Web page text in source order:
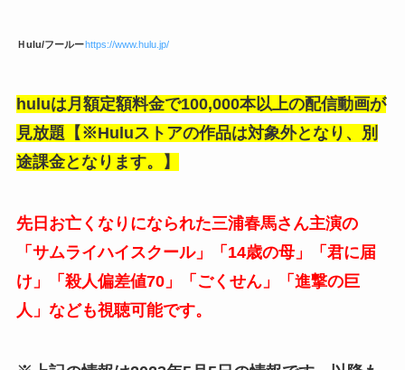
Ｈulu/フールーhttps://www.hulu.jp/
huluは月額定額料金で100,000本以上の配信動画が
見放題【※Huluストアの作品は対象外となり、別
途課金となります。】
先日お亡くなりになられた三浦春馬さん主演の
「サムライハイスクール」「14歳の母」「君に届
け」「殺人偏差値70」「ごくせん」「進撃の巨
人」なども視聴可能です。